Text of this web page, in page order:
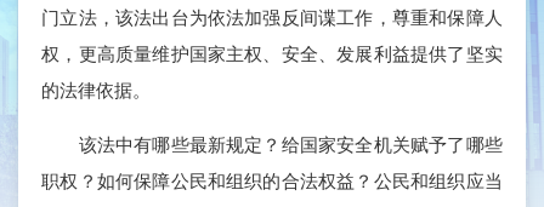
门立法，该法出台为依法加强反间谍工作，尊重和保障人
权，更高质量维护国家主权、安全、发展利益提供了坚实
的法律依据。
该法中有哪些最新规定？给国家安全机关赋予了哪些
职权？如何保障公民和组织的合法权益？公民和组织应当